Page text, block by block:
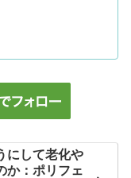
にして老化や
か：ポリフェ